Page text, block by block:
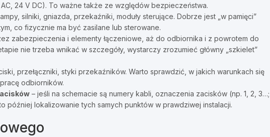
24 V DC). To ważne także ze względów bezpieczeństwa.
silniki, gniazda, przekaźniki, moduły sterujące. Dobrze jest „w pamięci”
co fizycznie ma być zasilane lub sterowane.
zabezpieczenia i elementy łączeniowe, aż do odbiornika i z powrotem do
nie trzeba wnikać w szczegóły, wystarczy zrozumieć główny „szkielet”
przełączniki, styki przekaźników. Warto sprawdzić, w jakich warunkach się
odbiorników.
– jeśli na schemacie są numery kabli, oznaczenia zacisków (np. 1, 2, 3…;
później lokalizowanie tych samych punktów w prawdziwej instalacji.